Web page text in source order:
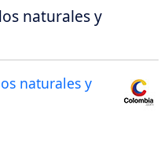
naturales y